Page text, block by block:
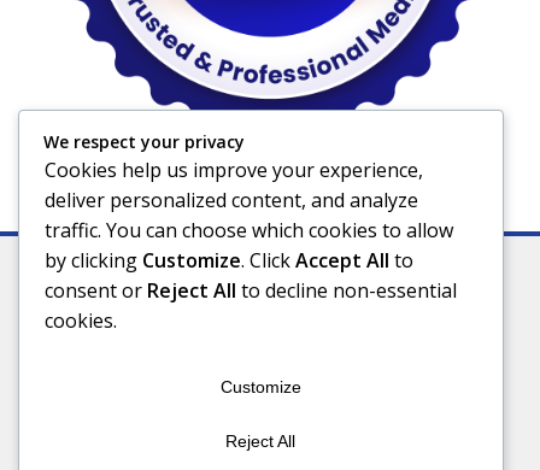
Pedoman Media Siber
Connect With Us
We respect your privacy
Cookies help us improve your experience,
deliver personalized content, and analyze
traffic. You can choose which cookies to allow
by clicking Customize. ClickAccept All to
consent or Reject All to decline non-essential
cookies.
Customize
Reject All